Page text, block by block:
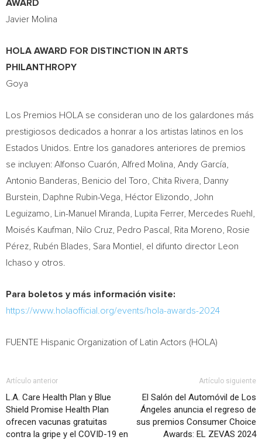
AWARD
Javier Molina
HOLA AWARD FOR DISTINCTION IN ARTS
PHILANTHROPY
Goya
Los Premios HOLA se consideran uno de los galardones más
prestigiosos dedicados a honrar a los artistas latinos en los
Estados Unidos. Entre los ganadores anteriores de premios
se incluyen: Alfonso Cuarón, Alfred Molina , Andy García,
Antonio Banderas
Benicio del Toro Chita Rivera
Danny
Burstein
Daphne Rubin-Vega , Héctor Elizondo, John
Leguizamo
Lin-Manuel Miranda Lupita Ferrer, Mercedes Ruehl
Moisés Kaufman,
Nilo Cruz Pedro Pascal Rita Moreno , Rosie
Pérez, Rubén Blades, Sara Montiel , el difunto director
Leon
Ichaso y otros.
Para boletos y más información visite:
https://www.holaofficial.org/events/hola-awards-2024
FUENTE Hispanic Organization of Latin Actors (HOLA)
Artículo anterior
L.A. Care Health Plan y Blue
Shield Promise Health Plan
ofrecen vacunas gratuitas
contra la gripe y el COVID-19 en
Artículo siguiente
El Salón del Automóvil de Los
Ángeles anuncia el regreso de
sus premios Consumer Choice
Awards: EL ZEVAS 2024